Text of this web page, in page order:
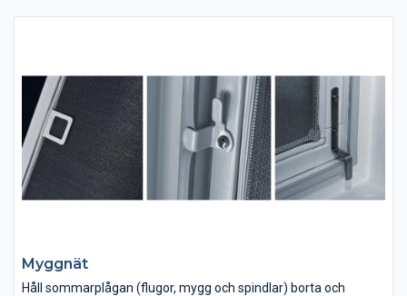
handtaget vrids. Detta utgör ett hinder för nyfikna barn.
Myggnät
Håll sommarplågan (flugor, mygg och spindlar) borta och